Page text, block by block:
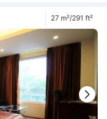
27 m²/291 ft²